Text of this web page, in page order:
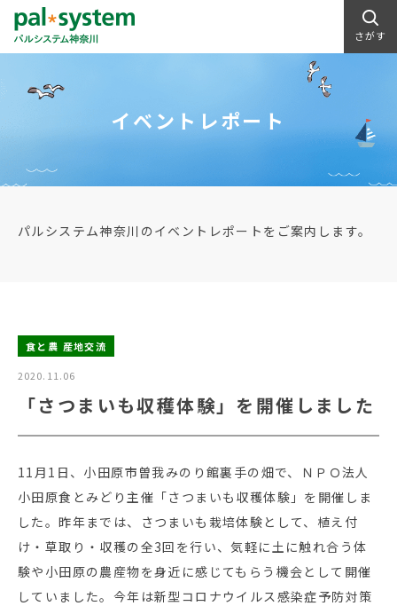
さがす
イベントレポート
パルシステム神奈川のイベントレポートをご案内します。
食と農 産地交流
2020.11.06
「さつまいも収穫体験」を開催しました
11月1日、小田原市曽我みのり館裏手の畑で、ＮＰＯ法人
小田原食とみどり主催「さつまいも収穫体験」を開催しま
した。昨年までは、さつまいも栽培体験として、植え付
け・草取り・収穫の全3回を行い、気軽に土に触れ合う体
験や小田原の農産物を身近に感じてもらう機会として開催
していました。今年は新型コロナウイルス感染症予防対策